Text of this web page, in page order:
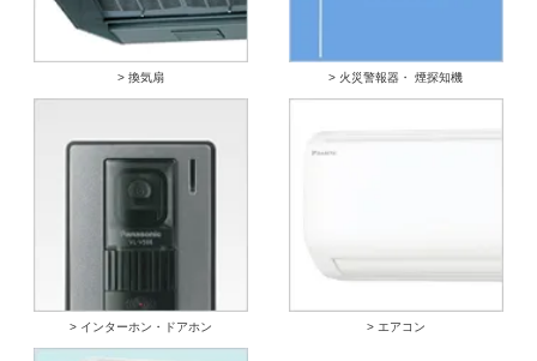
> 換気扇 > 火災警報器・ 煙探知機
> インターホン・ドアホン > エアコン